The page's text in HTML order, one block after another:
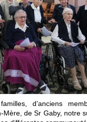
d’anciens
Mère, de Sr Gaby, notre